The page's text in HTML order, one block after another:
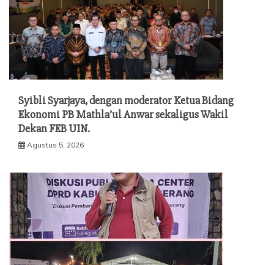
Syibli Syarjaya, dengan moderator Ketua Bidang
Ekonomi PB Mathla’ul Anwar sekaligus Wakil
Dekan FEB UIN.
Agustus 5, 2026